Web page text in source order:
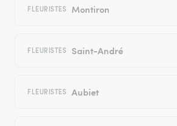
FLEURISTES Montiron
FLEURISTES Saint-André
FLEURISTES Aubiet